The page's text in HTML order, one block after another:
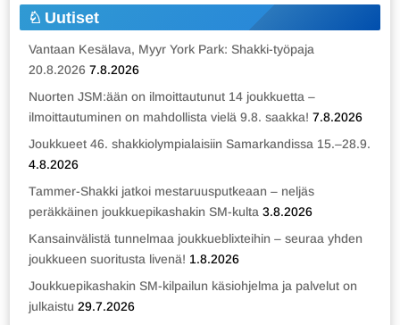
Uutiset
Vantaan Kesälava, Myyr York Park: Shakki-työpaja
20.8.2026 7.8.2026
Nuorten JSM:ään on ilmoittautunut 14 joukkuetta –
ilmoittautuminen on mahdollista vielä 9.8. saakka! 7.8.2026
Joukkueet 46. shakkiolympialaisiin Samarkandissa 15.–28.9.
4.8.2026
Tammer-Shakki jatkoi mestaruusputkeaan – neljäs
peräkkäinen joukkuepikashakin SM-kulta 3.8.2026
Kansainvälistä tunnelmaa joukkueblixteihin – seuraa yhden
joukkueen suoritusta livenä! 1.8.2026
Joukkuepikashakin SM-kilpailun käsiohjelma ja palvelut on
julkaistu 29.7.2026